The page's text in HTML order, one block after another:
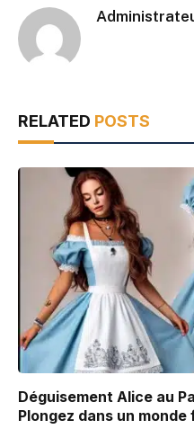
RELATED POSTS
Déguisement Alice au
Plongez dans un